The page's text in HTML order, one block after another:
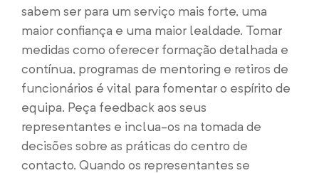
sabem ser para um serviço mais forte, uma
maior confiança e uma maior lealdade. Tomar
medidas como oferecer formação detalhada e
contínua, programas de mentoring e retiros de
funcionários é vital para fomentar o espírito de
equipa. Peça feedback aos seus
representantes e inclua-os na tomada de
decisões sobre as práticas do centro de
contacto. Quando os representantes se